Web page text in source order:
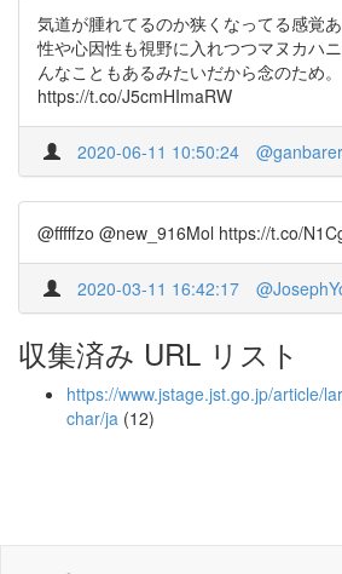
気道が腫れてるのか狭くなってる感覚
性や心因性も視野に入れつつマヌカハ
んなこともあるみたいだから念のため。
https://t.co/J5cmHImaRW
2020-06-11 10:50:24
@fffffzo @new_916Mol https://t.co/
2020-03-11 16:42:17
収集済み URL リスト
https://www.jstage.jst.go.jp/article/
char/ja (12)